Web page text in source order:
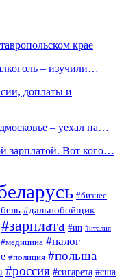
крае
– изучили…
доплаты и
– уехал на…
зарплатой. Вот кого…
#бизнес
#дальнобойщик
#зарплата #ип #италия
#медицина #налог
#полиция #польша
#россия #сигарета #сша